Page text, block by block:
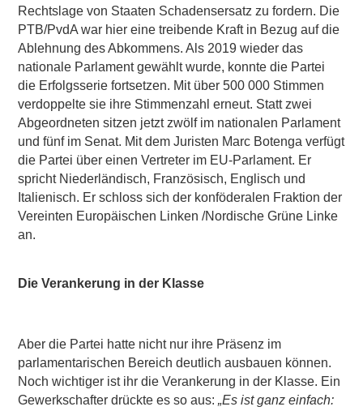
Rechtslage von Staaten Schadensersatz zu fordern. Die
PTB/PvdA war hier eine treibende Kraft in Bezug auf die
Ablehnung des Abkommens. Als 2019 wieder das
nationale Parlament gewählt wurde, konnte die Partei
die Erfolgsserie fortsetzen. Mit über 500 000 Stimmen
verdoppelte sie ihre Stimmenzahl erneut. Statt zwei
Abgeordneten sitzen jetzt zwölf im nationalen Parlament
und fünf im Senat. Mit dem Juristen Marc Botenga verfügt
die Partei über einen Vertreter im EU-Parlament. Er
spricht Niederländisch, Französisch, Englisch und
Italienisch. Er schloss sich der konföderalen Fraktion der
Vereinten Europäischen Linken /Nordische Grüne Linke
an.
Die Verankerung in der Klasse
Aber die Partei hatte nicht nur ihre Präsenz im
parlamentarischen Bereich deutlich ausbauen können.
Noch wichtiger ist ihr die Verankerung in der Klasse. Ein
Gewerkschafter drückte es so aus:„Es ist ganz einfach: